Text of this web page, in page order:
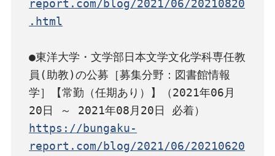
report.com/blog/2021/06/20210820
.html
●東洋大学・文学部日本文学文化学科専任教
員(助教)の公募［募集分野：図書館情報
学］【常勤（任期あり）】（2021年06月
https://bungaku-
report.com/blog/2021/06/20210620